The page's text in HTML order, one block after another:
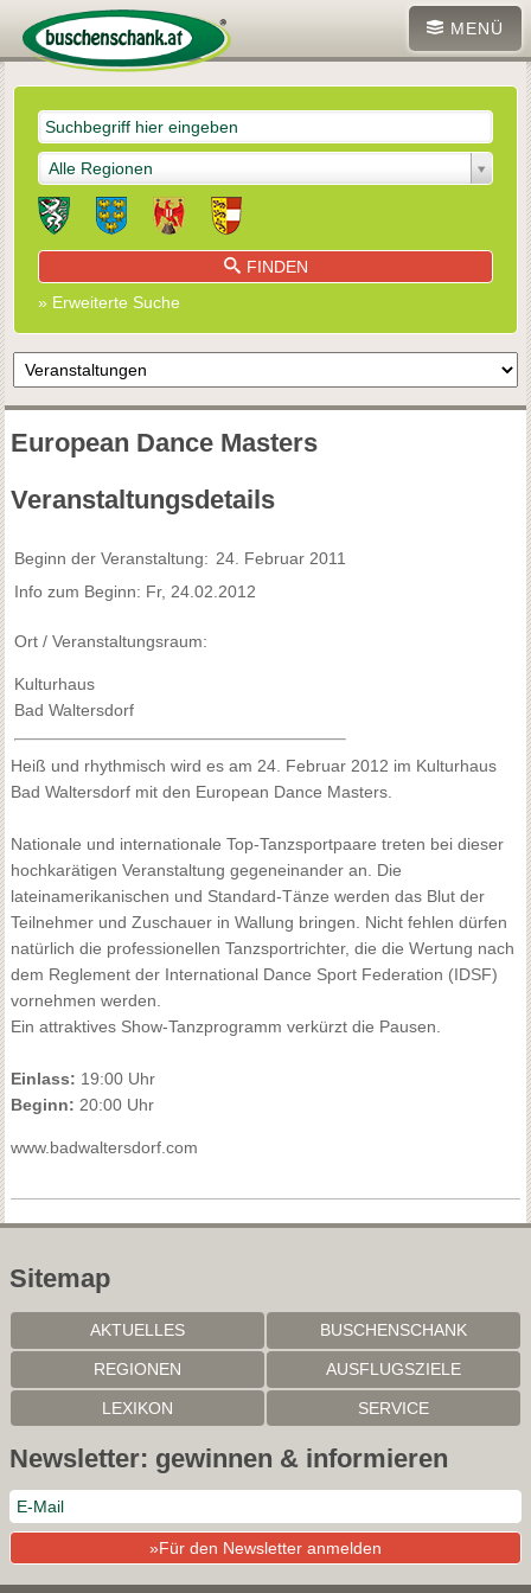
MENÜ
Alle Regionen
FINDEN
» Erweiterte Suche
European Dance Masters
Veranstaltungsdetails
Beginn der Veranstaltung: 24. Februar 2011
Info zum Beginn: Fr, 24.02.2012
Ort / Veranstaltungsraum:
Kulturhaus
Bad Waltersdorf
Heiß und rhythmisch wird es am 24. Februar 2012 im Kulturhaus
Bad Waltersdorf mit den European Dance Masters.
Nationale und internationale Top-Tanzsportpaare treten bei dieser
hochkarätigen Veranstaltung gegeneinander an. Die
lateinamerikanischen und Standard-Tänze werden das Blut der
Teilnehmer und Zuschauer in Wallung bringen. Nicht fehlen dürfen
natürlich die professionellen Tanzsportrichter, die die Wertung nach
dem Reglement der International Dance Sport Federation (IDSF)
vornehmen werden.
Ein attraktives Show-Tanzprogramm verkürzt die Pausen.
Einlass: 19:00 Uhr
Beginn: 20:00 Uhr
www.badwaltersdorf.com
Sitemap
AKTUELLES BUSCHENSCHANK
REGIONEN AUSFLUGSZIELE
LEXIKON SERVICE
Newsletter: gewinnen & informieren
»Für den Newsletter anmelden